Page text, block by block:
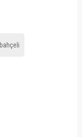
bahçeli